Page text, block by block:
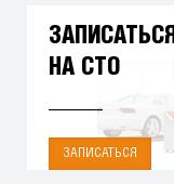
ЗАПИСАТЬСЯ
НА СТО
ЗАПИСАТЬСЯ